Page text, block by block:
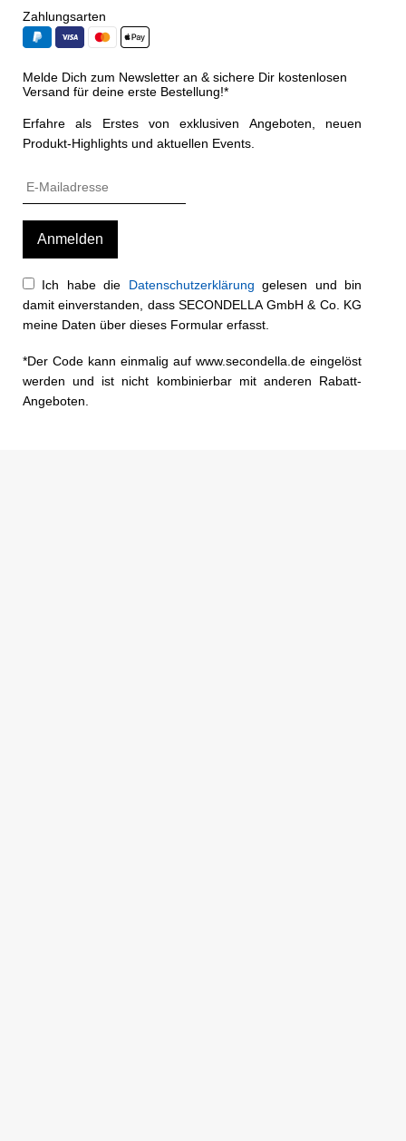
Zahlungsarten
Melde Dich zum Newsletter an & sichere Dir kostenlosen
Versand für deine erste Bestellung!*
Erfahre als Erstes von exklusiven Angeboten, neuen
Produkt-Highlights und aktuellen Events.
Ich habe die Datenschutzerklärung gelesen und bin
damit einverstanden, dass SECONDELLA GmbH & Co. KG
meine Daten über dieses Formular erfasst.
*Der Code kann einmalig auf www.secondella.de eingelöst
werden und ist nicht kombinierbar mit anderen Rabatt-
Angeboten.